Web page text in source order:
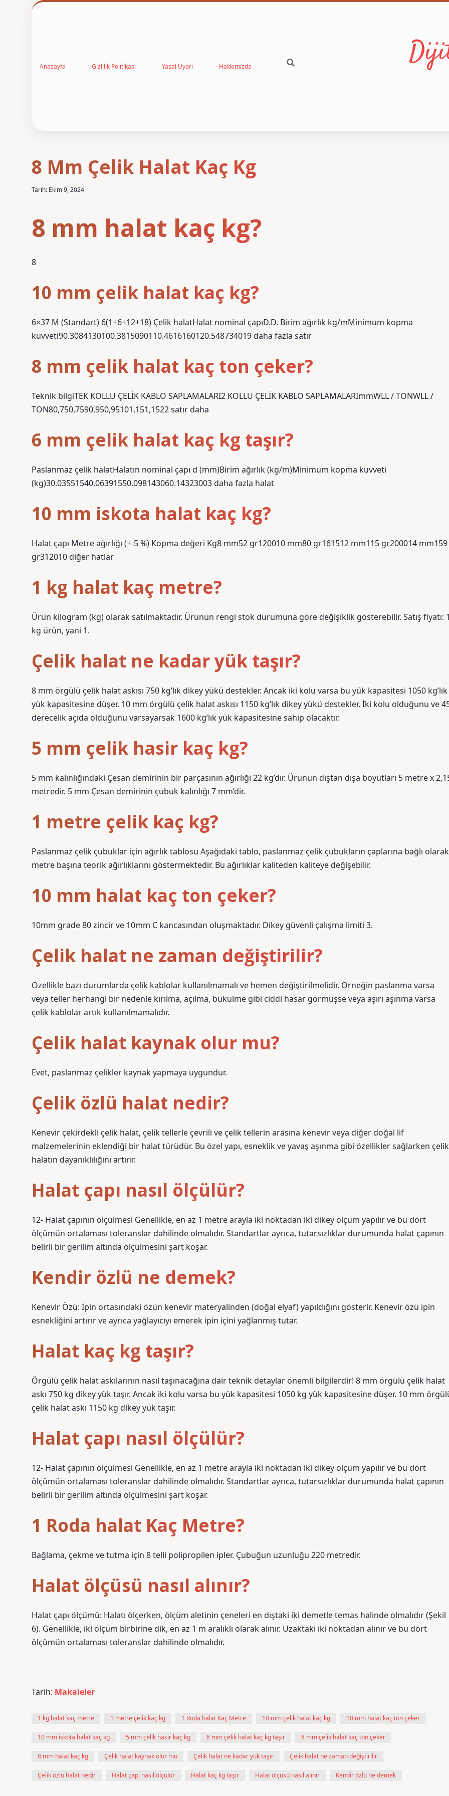
Anasayfa Gizlilik Politikası Yasal Uyarı Hakkımızda
8 Mm Çelik Halat Kaç Kg
Tarih: Ekim 9, 2024
8 mm halat kaç kg?
8
10 mm çelik halat kaç kg?
6×37 M (Standart) 6(1+6+12+18) Çelik halatHalat nominal çapıD.D. Birim ağırlık kg/mMinimum kopma
kuvveti90.3084130100.3815090110.4616160120.548734019 daha fazla satır
8 mm çelik halat kaç ton çeker?
Teknik bilgiTEK KOLLU ÇELİK KABLO SAPLAMALARI2 KOLLU ÇELİK KABLO SAPLAMALARImmWLL / TONWLL /
TON80,750,7590,950,95101,151,1522 satır daha
6 mm çelik halat kaç kg taşır?
Paslanmaz çelik halatHalatın nominal çapı d (mm)Birim ağırlık (kg/m)Minimum kopma kuvveti
(kg)30.03551540.06391550.098143060.14323003 daha fazla halat
10 mm iskota halat kaç kg?
Halat çapı Metre ağırlığı (+-5 %) Kopma değeri Kg8 mm52 gr120010 mm80 gr161512 mm115 gr200014 mm159
gr312010 diğer hatlar
1 kg halat kaç metre?
Ürün kilogram (kg) olarak satılmaktadır. Ürünün rengi stok durumuna göre değişiklik gösterebilir. Satış fiyatı:
kg ürün, yani 1.
Çelik halat ne kadar yük taşır?
8 mm örgülü çelik halat askısı 750 kg’lık dikey yükü destekler. Ancak iki kolu varsa bu yük kapasitesi 1050 kg’lık
yük kapasitesine düşer. 10 mm örgülü çelik halat askısı 1150 kg’lık dikey yükü destekler. İki kolu olduğunu ve
derecelik açıda olduğunu varsayarsak 1600 kg’lık yük kapasitesine sahip olacaktır.
5 mm çelik hasir kaç kg?
5 mm kalınlığındaki Çesan demirinin bir parçasının ağırlığı 22 kg’dır. Ürünün dıştan dışa boyutları 5 metre x
metredir. 5 mm Çesan demirinin çubuk kalınlığı 7 mm’dir.
1 metre çelik kaç kg?
Paslanmaz çelik çubuklar için ağırlık tablosu Aşağıdaki tablo, paslanmaz çelik çubukların çaplarına bağlı olarak
metre başına teorik ağırlıklarını göstermektedir. Bu ağırlıklar kaliteden kaliteye değişebilir.
10 mm halat kaç ton çeker?
10mm grade 80 zincir ve 10mm C kancasından oluşmaktadır. Dikey güvenli çalışma limiti 3.
Çelik halat ne zaman değiştirilir?
Özellikle bazı durumlarda çelik kablolar kullanılmamalı ve hemen değiştirilmelidir. Örneğin paslanma varsa
veya teller herhangi bir nedenle kırılma, açılma, bükülme gibi ciddi hasar görmüşse veya aşırı aşınma varsa
çelik kablolar artık kullanılmamalıdır.
Çelik halat kaynak olur mu?
Evet, paslanmaz çelikler kaynak yapmaya uygundur.
Çelik özlü halat nedir?
Kenevir çekirdekli çelik halat, çelik tellerle çevrili ve çelik tellerin arasına kenevir veya diğer doğal lif
malzemelerinin eklendiği bir halat türüdür. Bu özel yapı, esneklik ve yavaş aşınma gibi özellikler sağlarken çelik
halatın dayanıklılığını artırır.
Halat çapı nasıl ölçülür?
12- Halat çapının ölçülmesi Genellikle, en az 1 metre arayla iki noktadan iki dikey ölçüm yapılır ve bu dört
ölçümün ortalaması toleranslar dahilinde olmalıdır. Standartlar ayrıca, tutarsızlıklar durumunda halat çapının
belirli bir gerilim altında ölçülmesini şart koşar.
Kendir özlü ne demek?
Kenevir Özü: İpin ortasındaki özün kenevir materyalinden (doğal elyaf) yapıldığını gösterir. Kenevir özü ipin
esnekliğini artırır ve ayrıca yağlayıcıyı emerek ipin içini yağlanmış tutar.
Halat kaç kg taşır?
Örgülü çelik halat askılarının nasıl taşınacağına dair teknik detaylar önemli bilgilerdir! 8 mm örgülü çelik halat
askı 750 kg dikey yük taşır. Ancak iki kolu varsa bu yük kapasitesi 1050 kg yük kapasitesine düşer. 10 mm
çelik halat askı 1150 kg dikey yük taşır.
Halat çapı nasıl ölçülür?
12- Halat çapının ölçülmesi Genellikle, en az 1 metre arayla iki noktadan iki dikey ölçüm yapılır ve bu dört
ölçümün ortalaması toleranslar dahilinde olmalıdır. Standartlar ayrıca, tutarsızlıklar durumunda halat çapının
belirli bir gerilim altında ölçülmesini şart koşar.
1 Roda halat Kaç Metre?
Bağlama, çekme ve tutma için 8 telli polipropilen ipler. Çubuğun uzunluğu 220 metredir.
Halat ölçüsü nasıl alınır?
Halat çapı ölçümü: Halatı ölçerken, ölçüm aletinin çeneleri en dıştaki iki demetle temas halinde olmalıdır (Şekil
6). Genellikle, iki ölçüm birbirine dik, en az 1 m aralıklı olarak alınır. Uzaktaki iki noktadan alınır ve bu dört
ölçümün ortalaması toleranslar dahilinde olmalıdır.
Tarih: Makaleler
1 kg halat kaç metre 1 metre çelik kaç kg 1 Roda halat Kaç Metre 10 mm çelik halat kaç kg 10 mm halat kaç ton çeker
10 mm iskota halat kaç kg 5 mm çelik hasir kaç kg 6 mm çelik halat kaç kg taşır 8 mm çelik halat kaç ton çeker
8 mm halat kaç kg Çelik halat kaynak olur mu Çelik halat ne kadar yük taşır Çelik halat ne zaman değiştirilir
Çelik özlü halat nedir Halat çapı nasıl ölçülür Halat kaç kg taşır Halat ölçüsü nasıl alınır Kendir özlü ne demek